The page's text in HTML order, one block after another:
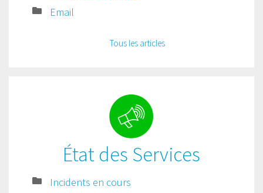
Email
Tous les articles
État des Services
Incidents en cours